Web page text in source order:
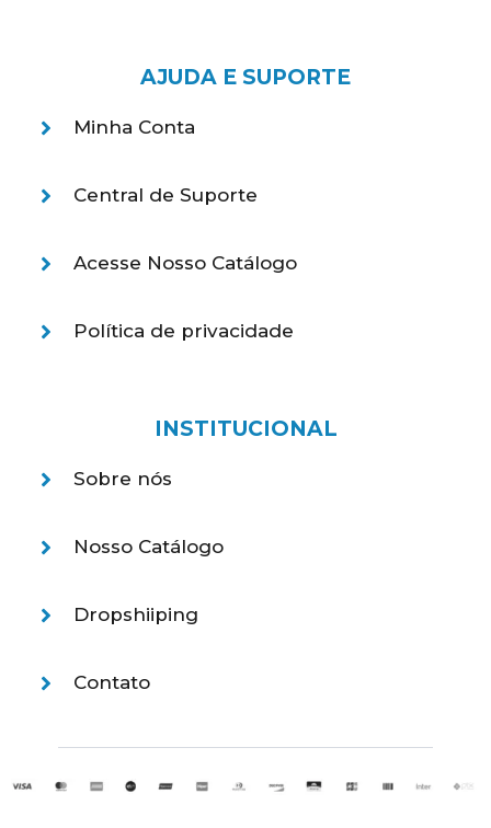
AJUDA E SUPORTE
Minha Conta
Central de Suporte
Acesse Nosso Catálogo
Política de privacidade
INSTITUCIONAL
Sobre nós
Nosso Catálogo
Dropshiiping
Contato